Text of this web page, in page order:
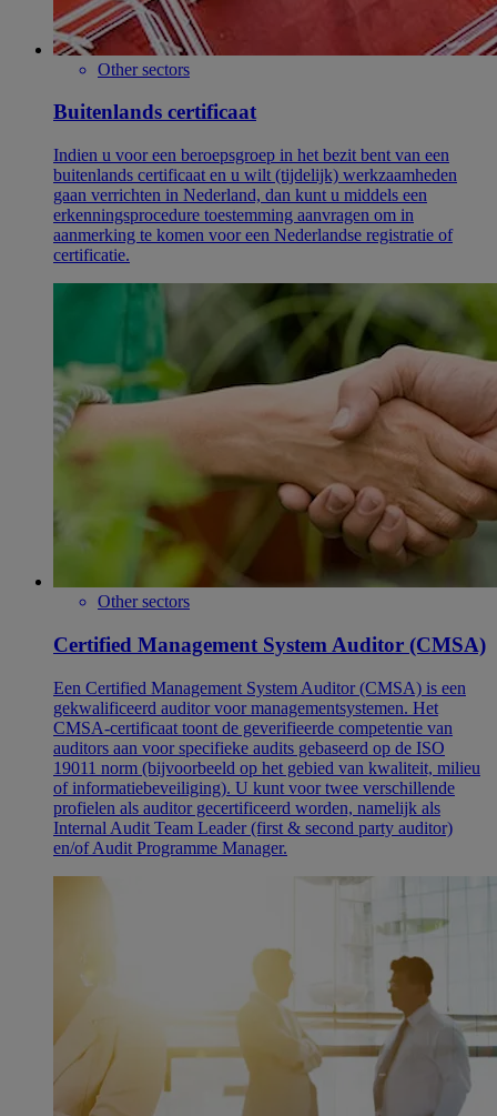
Other sectors
Buitenlands certificaat
Indien u voor een beroepsgroep in het bezit bent van een
buitenlands certificaat en u wilt (tijdelijk) werkzaamheden
gaan verrichten in Nederland, dan kunt u middels een
erkenningsprocedure toestemming aanvragen om in
aanmerking te komen voor een Nederlandse registratie of
certificatie.
Other sectors
Certified Management System Auditor (CMSA)
Een Certified Management System Auditor (CMSA) is een
gekwalificeerd auditor voor managementsystemen. Het
CMSA-certificaat toont de geverifieerde competentie van
auditors aan voor specifieke audits gebaseerd op de ISO
19011 norm (bijvoorbeeld op het gebied van kwaliteit, milieu
of informatiebeveiliging). U kunt voor twee verschillende
profielen als auditor gecertificeerd worden, namelijk als
Internal Audit Team Leader (first & second party auditor)
en/of Audit Programme Manager.